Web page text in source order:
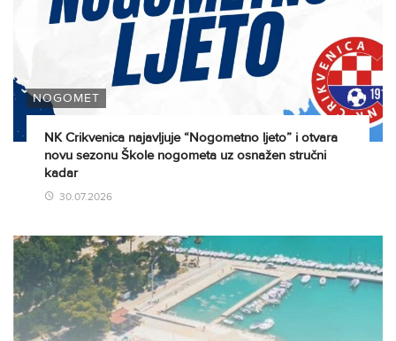
NOGOMET
NK Crikvenica najavljuje “Nogometno ljeto” i otvara
novu sezonu Škole nogometa uz osnažen stručni
kadar
30.07.2026